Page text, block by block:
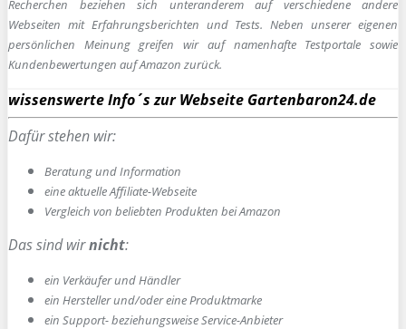
Recherchen beziehen sich unteranderem auf verschiedene andere
Webseiten mit Erfahrungsberichten und Tests. Neben unserer eigenen
persönlichen Meinung greifen wir auf namenhafte Testportale sowie
Kundenbewertungen auf Amazon zurück.
wissenswerte Info´s zur Webseite Gartenbaron24.de
Dafür stehen wir:
Beratung und Information
eine aktuelle Affiliate-Webseite
Vergleich von beliebten Produkten bei Amazon
Das sind wirnicht:
ein Verkäufer und Händler
ein Hersteller und/oder eine Produktmarke
ein Support- beziehungsweise Service-Anbieter